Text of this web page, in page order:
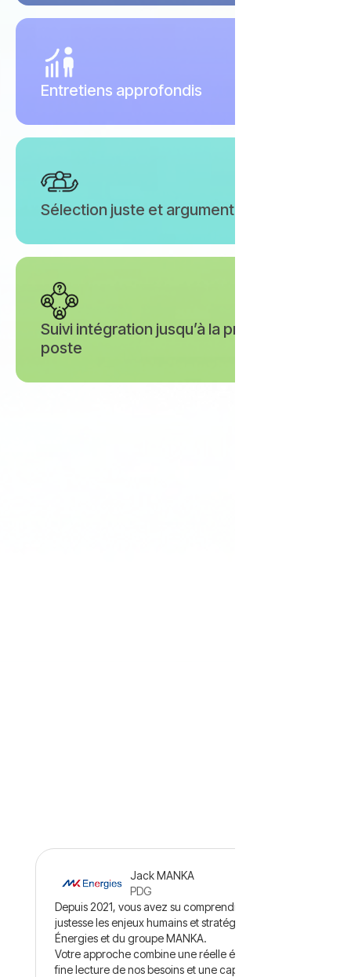
Entretiens approfondis
Sélection juste et argumentée
Suivi intégration jusqu’à la prise de
poste
Jack MANKA
PDG
Depuis 2021, vous avez su comprendre avec
justesse les enjeux humains et stratégiques de MK
Énergies et du groupe MANKA.
Votre approche combine une réelle écoute, une
fine lecture de nos besoins et une capacité rare à